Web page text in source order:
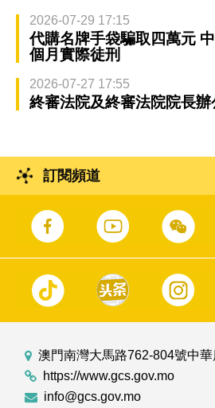
2026-07-29 17:15
代購名牌手袋騙取四萬元
個月實際徒刑
2026-07-27 17:55
終審法院及終審法院院長辦
訂閱頻道
澳門南灣大馬路762-804號中
https://www.gcs.gov.mo
info@gcs.gov.mo